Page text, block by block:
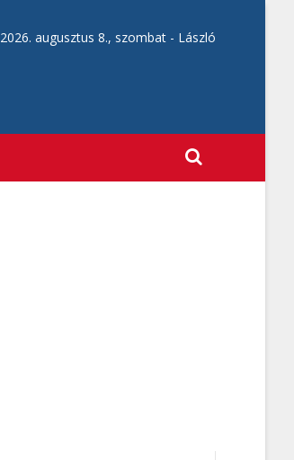
2026. augusztus 8., szombat - László